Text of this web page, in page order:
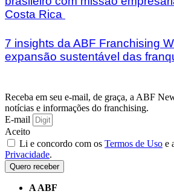
Costa Rica
7 insights da ABF Franchising
expansão sustentável das
Receba em seu e-mail, de graça, a ABF
notícias e informações do franchising.
E-mail
Aceito
Li e concordo com os Termos de Uso e
Privacidade.
Quero receber
A ABF